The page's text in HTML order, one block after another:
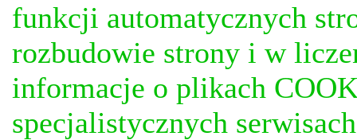
funkcji automatycznych
rozbudowie strony i w
informacje o plikach
specjalistycznych